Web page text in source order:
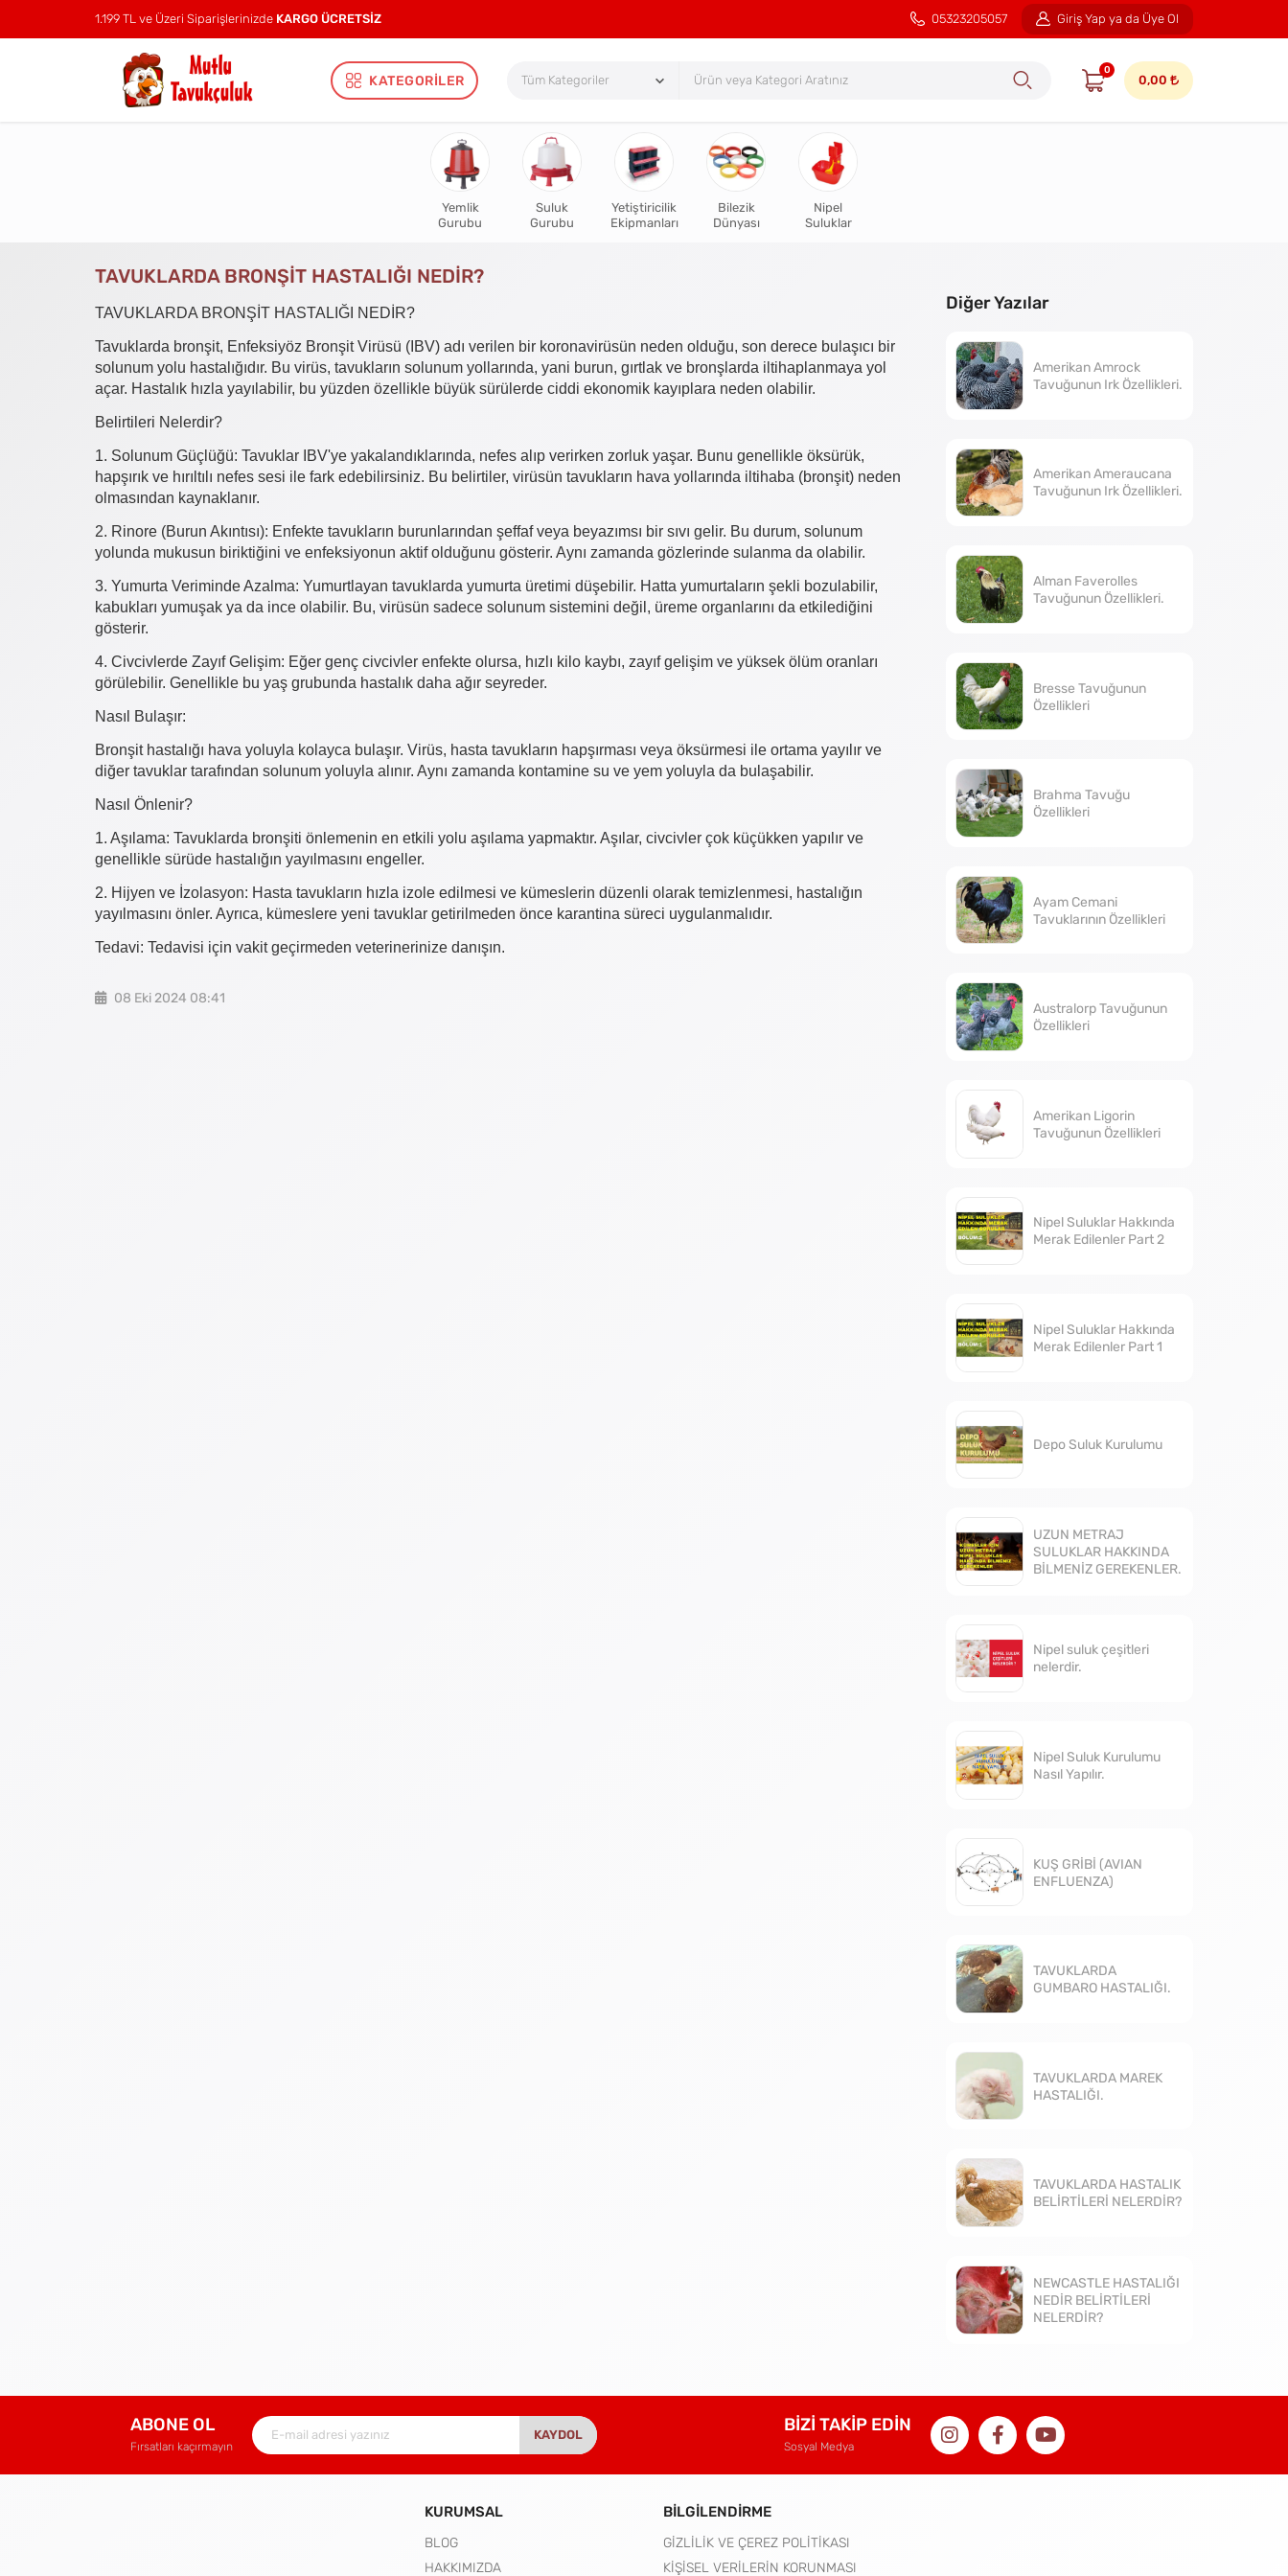
1.199 TL ve Üzeri Siparişlerinizde KARGO ÜCRETSİZ 05323205057 Giriş Yap ya da Üye Ol
KATEGORILER
0
0,00
Yemlik
Gurubu
Suluk
Gurubu
Yetiştiricilik
Ekipmanları
Bilezik
Dünyası
Nipel
Suluklar
TAVUKLARDA BRONŞİT HASTALIĞI NEDİR?
TAVUKLARDA BRONŞİT HASTALIĞI NEDİR?
Tavuklarda bronşit, Enfeksiyöz Bronşit Virüsü (IBV) adı verilen bir koronavirüsün neden olduğu, son derece bulaşıcı bir
solunum yolu hastalığıdır. Bu virüs, tavukların solunum yollarında, yani burun, gırtlak ve bronşlarda iltihaplanmaya yol
açar. Hastalık hızla yayılabilir, bu yüzden özellikle büyük sürülerde ciddi ekonomik kayıplara neden olabilir.
Belirtileri Nelerdir?
1. Solunum Güçlüğü: Tavuklar IBV'ye yakalandıklarında, nefes alıp verirken zorluk yaşar. Bunu genellikle öksürük,
hapşırık ve hırıltılı nefes sesi ile fark edebilirsiniz. Bu belirtiler, virüsün tavukların hava yollarında iltihaba (bronşit) neden
olmasından kaynaklanır.
2. Rinore (Burun Akıntısı): Enfekte tavukların burunlarından şeffaf veya beyazımsı bir sıvı gelir. Bu durum, solunum
yolunda mukusun biriktiğini ve enfeksiyonun aktif olduğunu gösterir. Aynı zamanda gözlerinde sulanma da olabilir.
3. Yumurta Veriminde Azalma: Yumurtlayan tavuklarda yumurta üretimi düşebilir. Hatta yumurtaların şekli bozulabilir,
kabukları yumuşak ya da ince olabilir. Bu, virüsün sadece solunum sistemini değil, üreme organlarını da etkilediğini
gösterir.
4. Civcivlerde Zayıf Gelişim: Eğer genç civcivler enfekte olursa, hızlı kilo kaybı, zayıf gelişim ve yüksek ölüm oranları
görülebilir. Genellikle bu yaş grubunda hastalık daha ağır seyreder.
Nasıl Bulaşır:
Bronşit hastalığı hava yoluyla kolayca bulaşır. Virüs, hasta tavukların hapşırması veya öksürmesi ile ortama yayılır ve
diğer tavuklar tarafından solunum yoluyla alınır. Aynı zamanda kontamine su ve yem yoluyla da bulaşabilir.
Nasıl Önlenir?
1. Aşılama: Tavuklarda bronşiti önlemenin en etkili yolu aşılama yapmaktır. Aşılar, civcivler çok küçükken yapılır ve
genellikle sürüde hastalığın yayılmasını engeller.
2. Hijyen ve İzolasyon: Hasta tavukların hızla izole edilmesi ve kümeslerin düzenli olarak temizlenmesi, hastalığın
yayılmasını önler. Ayrıca, kümeslere yeni tavuklar getirilmeden önce karantina süreci uygulanmalıdır.
Tedavi: Tedavisi için vakit geçirmeden veterinerinize danışın.
08 Eki 2024 08:41
Diğer Yazılar
Amerikan Amrock
Tavuğunun Irk Özellikleri.
Amerikan Ameraucana
Tavuğunun Irk Özellikleri.
Alman Faverolles
Tavuğunun Özellikleri.
Bresse Tavuğunun
Özellikleri
Brahma Tavuğu
Özellikleri
Ayam Cemani
Tavuklarının Özellikleri
Australorp Tavuğunun
Özellikleri
Amerikan Ligorin
Tavuğunun Özellikleri
Nipel Suluklar Hakkında
Merak Edilenler Part 2
Nipel Suluklar Hakkında
Merak Edilenler Part 1
Depo Suluk Kurulumu
UZUN METRAJ
SULUKLAR HAKKINDA
BİLMENİZ GEREKENLER.
Nipel suluk çeşitleri
nelerdir.
Nipel Suluk Kurulumu
Nasıl Yapılır.
KUŞ GRİBİ (AVIAN
ENFLUENZA)
TAVUKLARDA
GUMBARO HASTALIĞI.
TAVUKLARDA MAREK
HASTALIĞI.
TAVUKLARDA HASTALIK
BELİRTİLERİ NELERDİR?
NEWCASTLE HASTALIĞI
NEDİR BELİRTİLERİ
NELERDİR?
ABONE OL
Fırsatları kaçırmayın
KAYDOL
BİZİ TAKİP EDİN
Sosyal Medya
KURUMSAL
BLOG
HAKKIMIZDA
BİLGİLENDİRME
GİZLİLİK VE ÇEREZ POLİTİKASI
KİŞİSEL VERİLERİN KORUNMASI